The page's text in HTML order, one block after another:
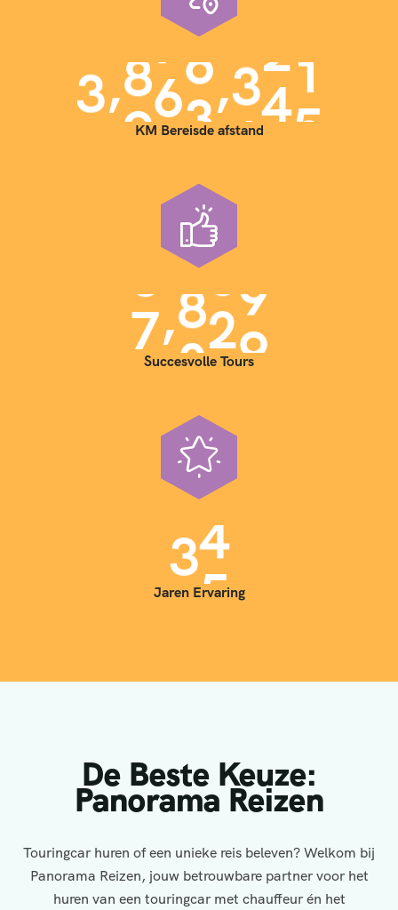
3,900,000
KM Bereisde afstand
7,000
Succesvolle Tours
35
Jaren Ervaring
De Beste Keuze:
Panorama Reizen
Touringcar huren of een unieke reis beleven? Welkom bij
Panorama Reizen, jouw betrouwbare partner voor het
huren van een touringcar met chauffeur én het